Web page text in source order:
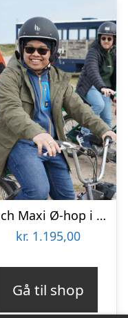
Puch Maxi Ø-hop i Limfjorden med Maxitours
kr. 1.195,00
Gå til shop